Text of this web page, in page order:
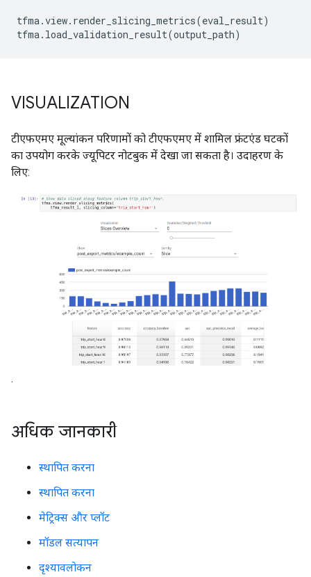
tfma.view. render_slicing_metrics(eval_result)
tfma. load_validation_result(output_path)
VISUALIZATION
टीएफएमए मूल्यांकन परिणामों को टीएफएमए में शामिल फ्रंटएंड घटकों
का उपयोग करके ज्यूपिटर नोटबुक में देखा जा सकता है। उदाहरण के
लिए:
.
अधिक जानकारी
स्थापित करना
स्थापित करना
मेट्रिक्स और प्लॉट
मॉडल सत्यापन
दृश्यावलोकन